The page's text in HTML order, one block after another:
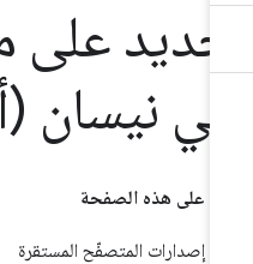
على
نيسان
على هذه الصفحة
إصدارات المتصفّح المستقرة